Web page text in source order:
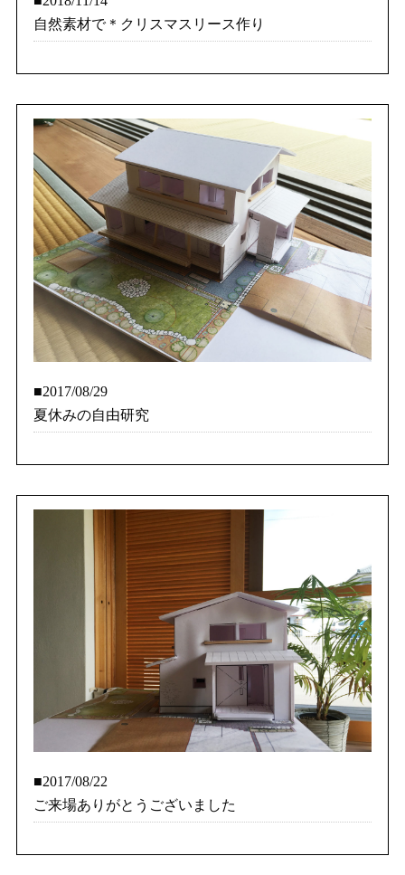
自然素材で＊クリスマスリース作り
■2017/08/29
夏休みの自由研究
■2017/08/22
ご来場ありがとうございました